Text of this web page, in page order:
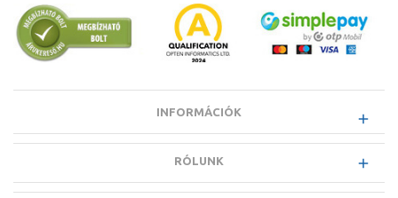
INFORMÁCIÓK
RÓLUNK